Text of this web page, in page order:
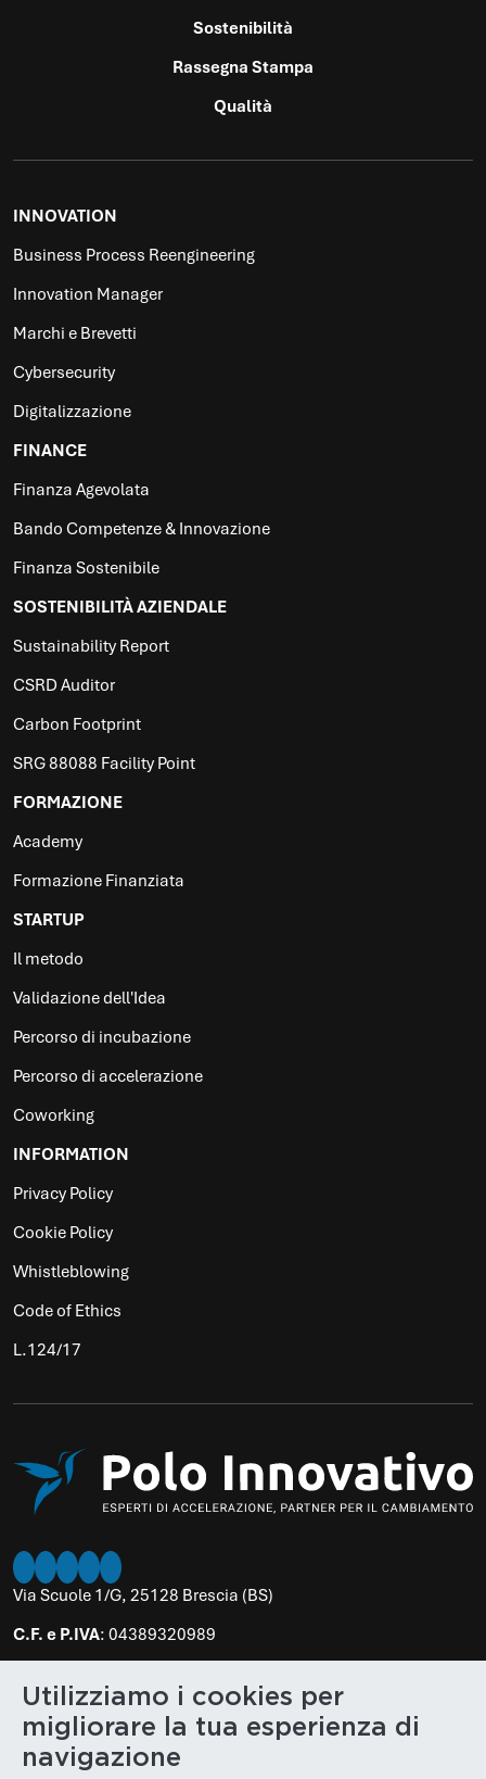
Sostenibilità
Rassegna Stampa
Qualità
INNOVATION
Business Process Reengineering
Innovation Manager
Marchi e Brevetti
Cybersecurity
Digitalizzazione
FINANCE
Finanza Agevolata
Bando Competenze & Innovazione
Finanza Sostenibile
SOSTENIBILITÀ AZIENDALE
Sustainability Report
CSRD Auditor
Carbon Footprint
SRG 88088 Facility Point
FORMAZIONE
Academy
Formazione Finanziata
STARTUP
Il metodo
Validazione dell'Idea
Percorso di incubazione
Percorso di accelerazione
Coworking
INFORMATION
Privacy Policy
Cookie Policy
Whistleblowing
Code of Ethics
L.124/17
Instagram
LinkedIn
Facebook
TwitterYoutube
Via Scuole 1/G, 25128 Brescia (BS)
C.F. e P.IVA: 04389320989
N. REA : BS 610848
Cap. Soc.: € 100.000,00
Utilizziamo i cookies per
migliorare la tua esperienza di
navigazione